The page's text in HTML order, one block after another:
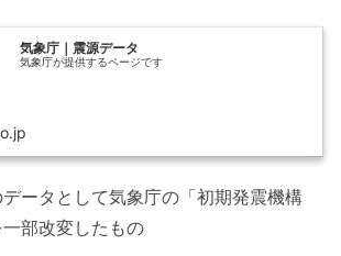
気象庁｜震源データ
気象庁が提供するページです
ータとして気象庁の「初期発震機構
部改変したもの